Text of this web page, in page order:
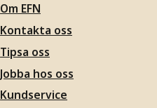
Om EFN
Kontakta oss
Tipsa oss
Jobba hos oss
Kundservice